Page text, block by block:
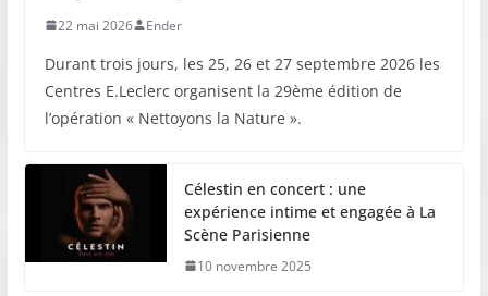
22 mai 2026 Ender
Durant trois jours, les 25, 26 et 27 septembre 2026 les
Centres E.Leclerc organisent la 29ème édition de
l’opération « Nettoyons la Nature ».
Célestin en concert : une
expérience intime et engagée à La
Scène Parisienne
10 novembre 2025